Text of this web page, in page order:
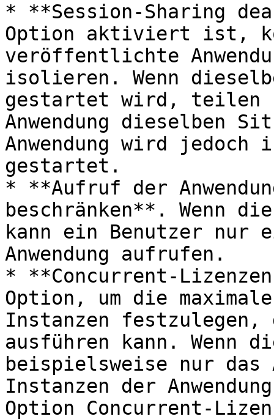
* **Session-Sharing
Option aktiviert ist,
veröffentlichte
isolieren. Wenn
gestartet wird, teilen
Anwendung dieselben
Anwendung wird
gestartet.
* **Aufruf der
beschränken**. Wenn
kann ein Benutzer nur
Anwendung aufrufen.
* **Concurrent-
Option, um die
Instanzen festzulegen,
ausführen kann. Wenn
beispielsweise nur das
Instanzen der
Option Concurrent-